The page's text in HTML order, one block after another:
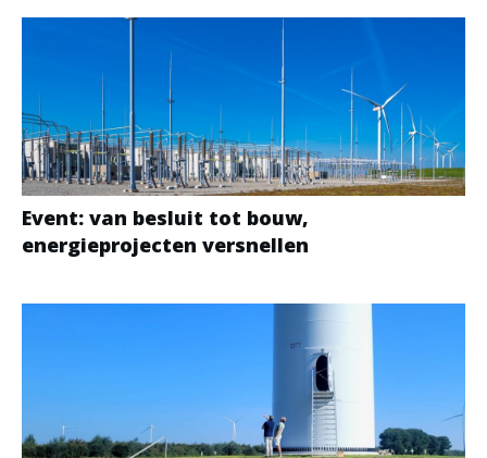
Event: van besluit tot bouw,
energieprojecten versnellen